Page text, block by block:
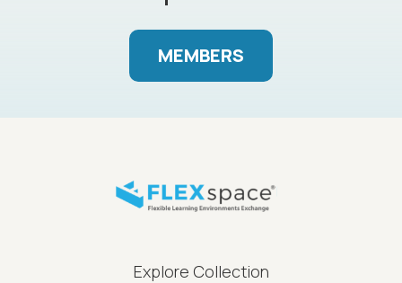
MEMBERS
FLEXspace Footer Menu
Explore Collection